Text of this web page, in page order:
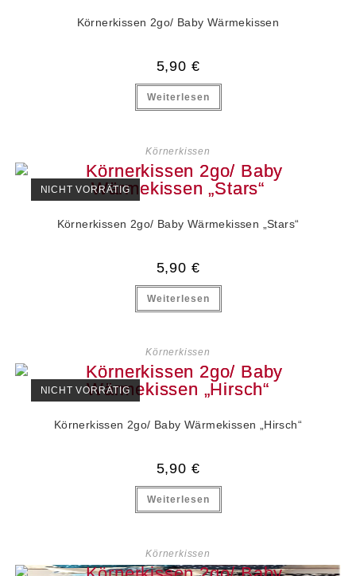
Körnerkissen 2go/ Baby Wärmekissen
5,90 €
Weiterlesen
Körnerkissen
NICHT VORRÄTIG
Körnerkissen 2go/ Baby Wärmekissen „Stars“
5,90 €
Weiterlesen
Körnerkissen
NICHT VORRÄTIG
Körnerkissen 2go/ Baby Wärmekissen „Hirsch“
5,90 €
Weiterlesen
Körnerkissen